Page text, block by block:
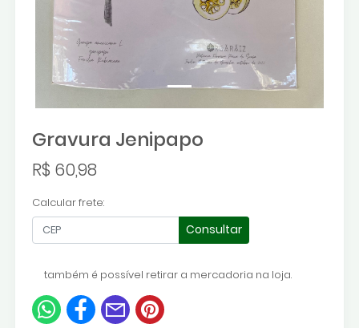
Gravura Jenipapo
R$ 60,98
Calcular frete:
Consultar
também é possível retirar a mercadoria na loja.